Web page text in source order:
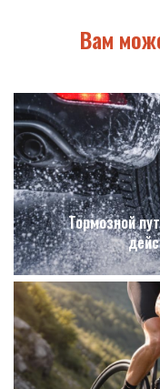
Вам
Тормозной